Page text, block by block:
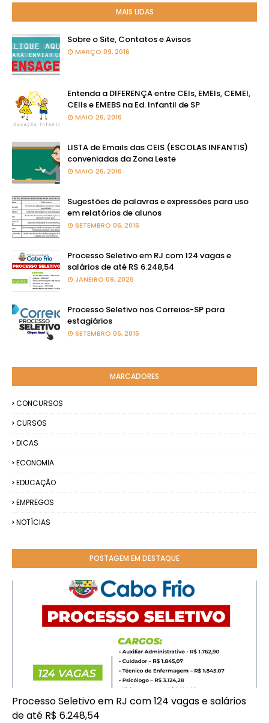
MAIS LIDAS
Sobre o Site, Contatos e Avisos
MARÇO 09, 2016
Entenda a DIFERENÇA entre CEIs, EMEIs, CEMEI,
CEIIs e EMEBS na Ed. Infantil de SP
MAIO 26, 2016
LISTA de Emails das CEIS (ESCOLAS INFANTIS)
conveniadas da Zona Leste
MAIO 26, 2016
Sugestões de palavras e expressões para uso
em relatórios de alunos
SETEMBRO 06, 2016
Processo Seletivo em RJ com 124 vagas e
salários de até R$ 6.248,54
JANEIRO 09, 2026
Processo Seletivo nos Correios-SP para
estagiários
SETEMBRO 06, 2016
MARCADORES
CONCURSOS
CURSOS
DICAS
ECONOMIA
EDUCAÇÃO
EMPREGOS
NOTÍCIAS
POSTAGEM EM DESTAQUE
Processo Seletivo em RJ com 124 vagas e salários
de até R$ 6.248,54